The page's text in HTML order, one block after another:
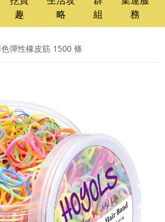
趣
略
組
務
彈性橡皮筋 1500 條